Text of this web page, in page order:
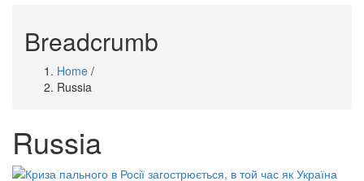
Breadcrumb
Home /
Russia
Russia